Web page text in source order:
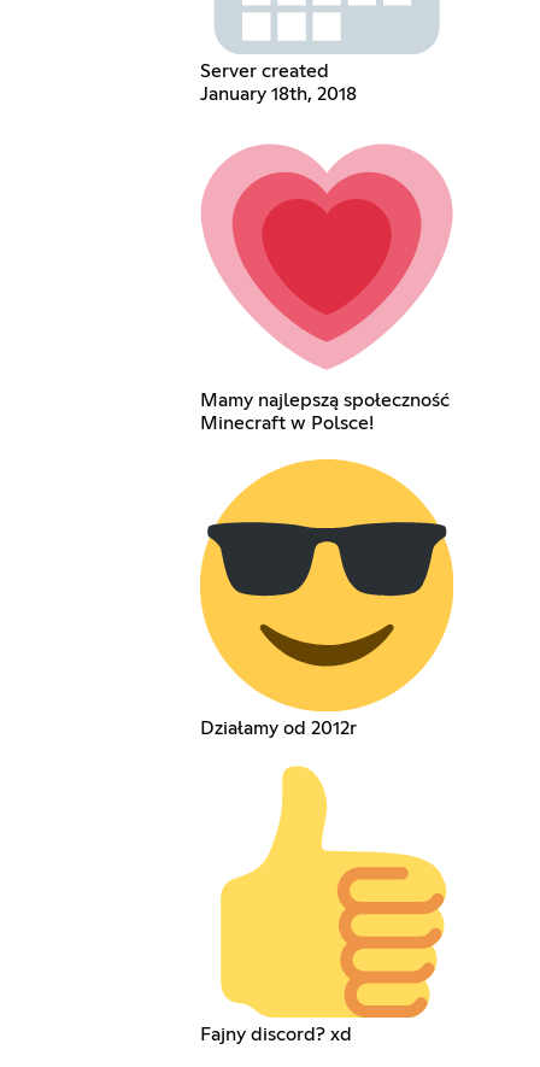
Server created
January 18th, 2018
Mamy najlepszą społeczność
Minecraft w Polsce!
Działamy od 2012r
Fajny discord? xd